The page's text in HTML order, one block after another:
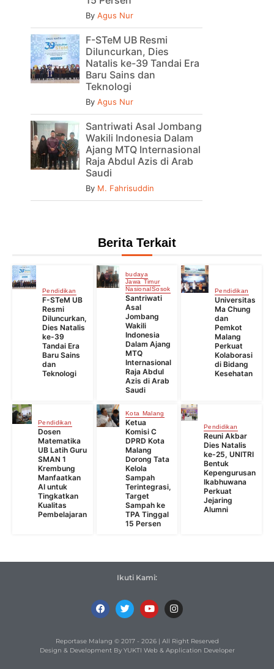
By Agus Nur
F-STeM UB Resmi
Diluncurkan, Dies
Natalis ke-39 Tandai Era
Baru Sains dan
Teknologi
By Agus Nur
Santriwati Asal Jombang
Wakili Indonesia Dalam
Ajang MTQ Internasional
Raja Abdul Azis di Arab
Saudi
By M. Fahrisuddin
Berita Terkait
Pendidikan
F-STeM UB
Resmi
Diluncurkan,
Dies Natalis
ke-39
Tandai Era
Baru Sains
dan
Teknologi
budaya
Jawa Timur
NasionalSosok
Santriwati
Asal
Jombang
Wakili
Indonesia
Dalam Ajang
MTQ
Internasional
Raja Abdul
Azis di Arab
Saudi
Pendidikan
Universitas
Ma Chung
dan
Pemkot
Malang
Perkuat
Kolaborasi
di Bidang
Kesehatan
Pendidikan
Dosen
Matematika
UB Latih Guru
SMAN 1
Krembung
Manfaatkan
AI untuk
Tingkatkan
Kualitas
Pembelajaran
Kota Malang
Ketua
Komisi C
DPRD Kota
Malang
Dorong Tata
Kelola
Sampah
Terintegrasi,
Target
Sampah ke
TPA Tinggal
15 Persen
Pendidikan
Reuni Akbar
Dies Natalis
ke-25, UNITRI
Bentuk
Kepengurusan
Ikabhuwana
Perkuat
Jejaring
Alumni
Ikuti Kami:
Reportase Malang © 2017 - 2026 | All Right Reserved
Design & Development By YUKTI Web & Application Developer